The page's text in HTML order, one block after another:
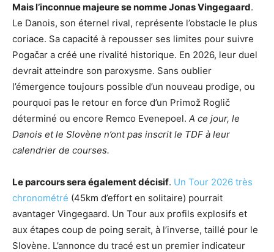
Mais l’inconnue majeure se nomme Jonas Vingegaard.
Le Danois, son éternel rival, représente l’obstacle le plus
coriace. Sa capacité à repousser ses limites pour suivre
Pogačar a créé une rivalité historique. En 2026, leur duel
devrait atteindre son paroxysme. Sans oublier
l’émergence toujours possible d’un nouveau prodige, ou
pourquoi pas le retour en force d’un Primož Roglič
déterminé ou encore Remco Evenepoel. A ce jour, le
Danois et le Slovène n’ont pas inscrit le TDF à leur
calendrier de courses.
Le parcours sera également décisif. Un Tour 2026 très
chronométré (45km d’effort en solitaire) pourrait
avantager Vingegaard. Un Tour aux profils explosifs et
aux étapes coup de poing serait, à l’inverse, taillé pour le
Slovène. L’annonce du tracé est un premier indicateur